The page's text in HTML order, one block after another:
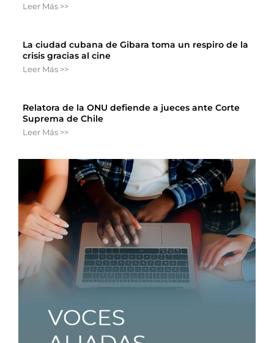
Leer Más >>
La ciudad cubana de Gibara toma un respiro de la
crisis gracias al cine
Leer Más >>
Relatora de la ONU defiende a jueces ante Corte
Suprema de Chile
Leer Más >>